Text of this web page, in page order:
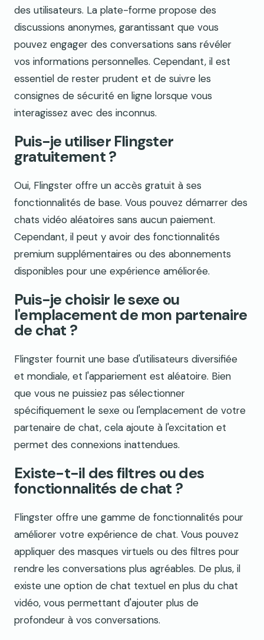
des utilisateurs. La plate-forme propose des
discussions anonymes, garantissant que vous
pouvez engager des conversations sans révéler
vos informations personnelles. Cependant, il est
essentiel de rester prudent et de suivre les
consignes de sécurité en ligne lorsque vous
interagissez avec des inconnus.
Puis-je utiliser Flingster
gratuitement ?
Oui, Flingster offre un accès gratuit à ses
fonctionnalités de base. Vous pouvez démarrer des
chats vidéo aléatoires sans aucun paiement.
Cependant, il peut y avoir des fonctionnalités
premium supplémentaires ou des abonnements
disponibles pour une expérience améliorée.
Puis-je choisir le sexe ou
l'emplacement de mon partenaire
de chat ?
Flingster fournit une base d'utilisateurs diversifiée
et mondiale, et l'appariement est aléatoire. Bien
que vous ne puissiez pas sélectionner
spécifiquement le sexe ou l'emplacement de votre
partenaire de chat, cela ajoute à l'excitation et
permet des connexions inattendues.
Existe-t-il des filtres ou des
fonctionnalités de chat ?
Flingster offre une gamme de fonctionnalités pour
améliorer votre expérience de chat. Vous pouvez
appliquer des masques virtuels ou des filtres pour
rendre les conversations plus agréables. De plus, il
existe une option de chat textuel en plus du chat
vidéo, vous permettant d'ajouter plus de
profondeur à vos conversations.